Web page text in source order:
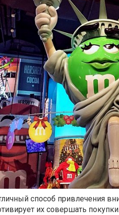
способ привлечения
их совершать